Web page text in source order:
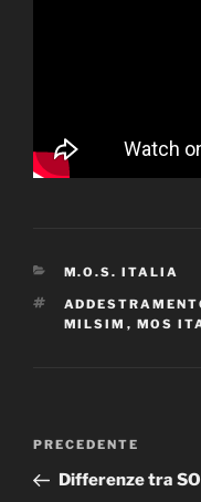
CATEGORIE
M.O.S. ITALIA
TAG
MILSIM , MOS
Navigazione
Articolo
precedente:
PRECEDENTE
Differenze tra